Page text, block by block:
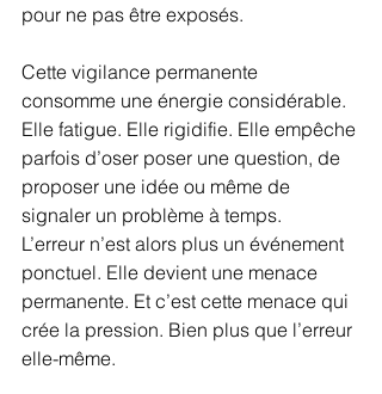
pour ne pas être exposés.
Cette vigilance permanente
consomme une énergie considérable.
Elle fatigue. Elle rigidifie. Elle empêche
parfois d’oser poser une question, de
proposer une idée ou même de
signaler un problème à temps.
L’erreur n’est alors plus un événement
ponctuel. Elle devient une menace
permanente. Et c’est cette menace qui
crée la pression. Bien plus que l’erreur
elle-même.